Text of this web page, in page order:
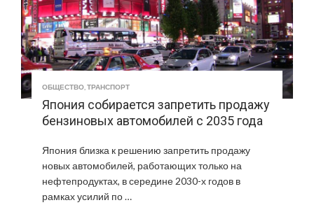
ОБЩЕСТВО ТРАНСПОРТ
Япония собирается запретить продажу
бензиновых автомобилей с 2035 года
Япония близка к решению запретить продажу
новых автомобилей, работающих только на
нефтепродуктах, в середине 2030-х годов в
рамках усилий по …